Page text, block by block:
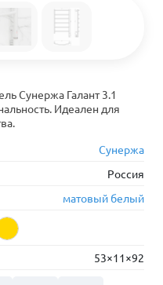
Сунержа Галант 3.1
Идеален для
Сунержа
Россия
матовый белый
53×11×92